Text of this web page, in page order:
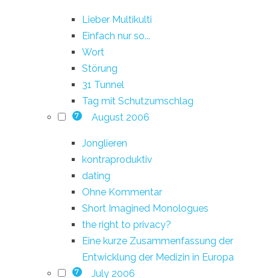
Lieber Multikulti
Einfach nur so...
Wort
Störung
31 Tunnel
Tag mit Schutzumschlag
7 August 2006
Jonglieren
kontraproduktiv
dating
Ohne Kommentar
Short Imagined Monologues
the right to privacy?
Eine kurze Zusammenfassung der
Entwicklung der Medizin in Europa
7 July 2006